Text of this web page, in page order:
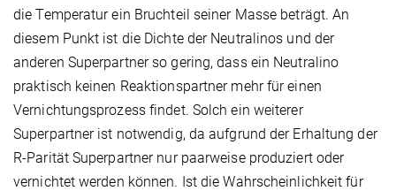
die Temperatur ein Bruchteil seiner Masse beträgt. An
diesem Punkt ist die Dichte der Neutralinos und der
anderen Superpartner so gering, dass ein Neutralino
praktisch keinen Reaktionspartner mehr für einen
Vernichtungsprozess findet. Solch ein weiterer
Superpartner ist notwendig, da aufgrund der Erhaltung der
R-Parität Superpartner nur paarweise produziert oder
vernichtet werden können. Ist die Wahrscheinlichkeit für